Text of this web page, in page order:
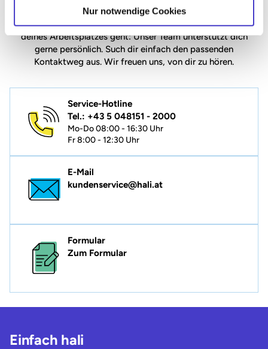
Nur notwendige Cookies
Egal ob es um deine Bestellung, ein Produkt oder die Planung
deines Arbeitsplatzes geht: Unser Team unterstützt dich
gerne persönlich. Such dir einfach den passenden
Kontaktweg aus. Wir freuen uns, von dir zu hören.
Service-Hotline
Tel.: +43 5 048151 - 2000
Mo-Do 08:00 - 16:30 Uhr
Fr 8:00 - 12:30 Uhr
E-Mail
kundenservice@hali.at
Formular
Zum Formular
Einfach hali